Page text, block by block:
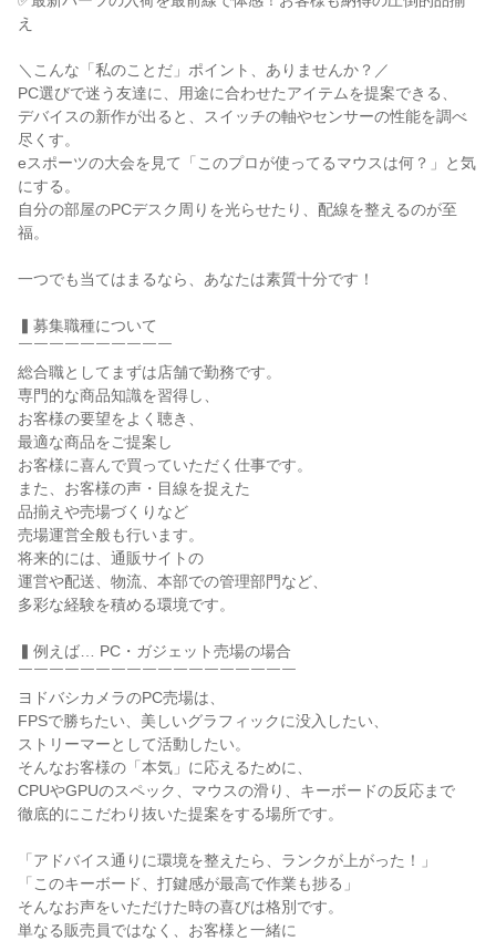
え
＼こんな「私のことだ」ポイント、ありませんか？／
PC選びで迷う友達に、用途に合わせたアイテムを提案できる、
デバイスの新作が出ると、スイッチの軸やセンサーの性能を調べ
尽くす。
eスポーツの大会を見て「このプロが使ってるマウスは何？」と気
にする。
自分の部屋のPCデスク周りを光らせたり、配線を整えるのが至
福。
一つでも当てはまるなら、あなたは素質十分です！
▍募集職種について
￣￣￣￣￣￣￣￣￣￣
総合職としてまずは店舗で勤務です。
専門的な商品知識を習得し、
お客様の要望をよく聴き、
最適な商品をご提案し
お客様に喜んで買っていただく仕事です。
また、お客様の声・目線を捉えた
品揃えや売場づくりなど
売場運営全般も行います。
将来的には、通販サイトの
運営や配送、物流、本部での管理部門など、
多彩な経験を積める環境です。
▍例えば… PC・ガジェット売場の場合
￣￣￣￣￣￣￣￣￣￣￣￣￣￣￣￣￣￣
ヨドバシカメラのPC売場は、
FPSで勝ちたい、美しいグラフィックに没入したい、
ストリーマーとして活動したい。
そんなお客様の「本気」に応えるために、
CPUやGPUのスペック、マウスの滑り、キーボードの反応まで
徹底的にこだわり抜いた提案をする場所です。
「アドバイス通りに環境を整えたら、ランクが上がった！」
「このキーボード、打鍵感が最高で作業も捗る」
そんなお声をいただけた時の喜びは格別です。
単なる販売員ではなく、お客様と一緒に